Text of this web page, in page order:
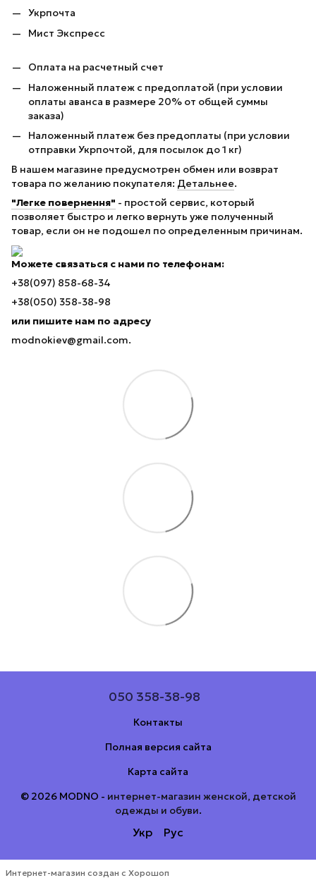
Укрпочта
Мист Экспресс
Оплата на расчетный счет
Наложенный платеж с предоплатой (при условии
оплаты аванса в размере 20% от общей суммы
заказа)
Наложенный платеж без предоплаты (при условии
отправки Укрпочтой, для посылок до 1 кг)
В нашем магазине предусмотрен обмен или возврат
товара по желанию покупателя: Детальнее.
"Легке повернення" - простой сервис, который
позволяет быстро и легко вернуть уже полученный
товар, если он не подошел по определенным причинам.
Можете связаться с нами по телефонам:
+38(097) 858-68-34
+38(050) 358-38-98
или пишите нам по адресу
modnokiev@gmail.com.
050 358-38-98
Контакты
Полная версия сайта
Карта сайта
© 2026 MODNO - интернет-магазин женской, детской
одежды и обуви.
Укр Рус
Интернет-магазин создан с Хорошоп